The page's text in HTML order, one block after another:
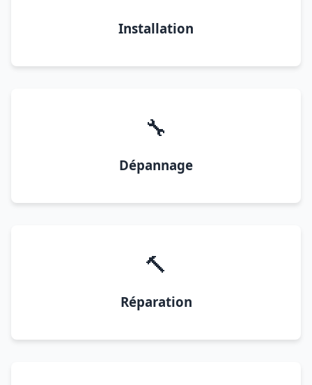
Installation
🔧
Dépannage
🔨
Réparation